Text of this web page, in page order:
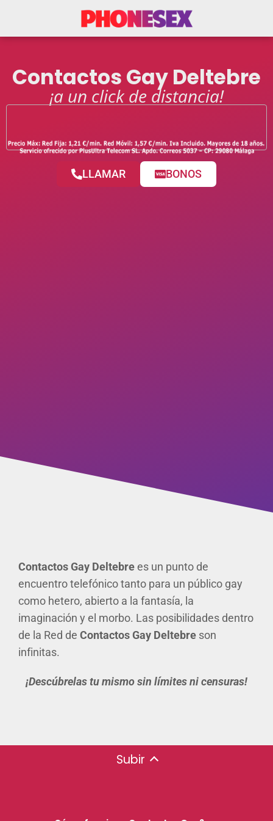
Contactos Gay Deltebre
¡a un click de distancia!
LLAMAR BONOS
Contactos Gay Deltebrees un punto de
encuentro telefónico tanto para un público gay
como hetero, abierto a la fantasía, la
imaginación y el morbo. Las posibilidades dentro
de la Red de Contactos Gay Deltebre son
infinitas.
¡Descúbrelas tu mismo sin límites ni censuras!
Subir